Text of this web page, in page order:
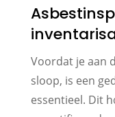
Voordat je aan
sloop, is een
essentieel. Dit